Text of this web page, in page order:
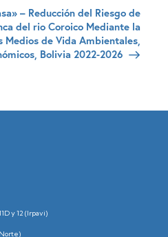
– Reducción del Riesgo de
del rio Coroico Mediante la
Medios de Vida Ambientales,
Bolivia 2022-2026
y 12 (Irpavi)